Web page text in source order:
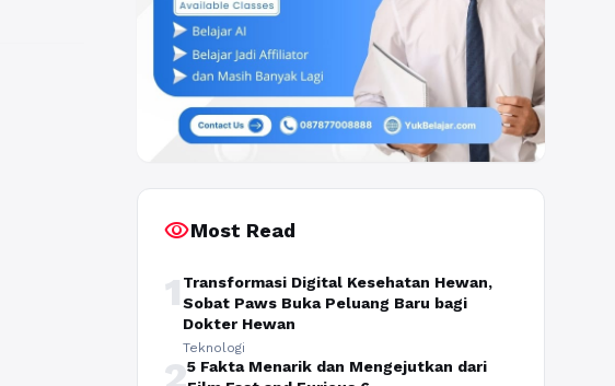
visibilityMost Read
1 Transformasi Digital Kesehatan Hewan,
Sobat Paws Buka Peluang Baru bagi
Dokter Hewan
Teknologi
25 Fakta Menarik dan Mengejutkan dari